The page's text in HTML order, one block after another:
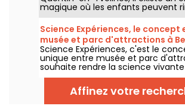
magique où les enfants peuvent
et profiter de manèges adaptés à
Au Paradis des Enfants. C’est le
moins cher d’Île-de-France, avec
exceptionnel de 1 € le manège.
Science Expériences, le concept
musée et parc d'attractions à
Village
Science Expériences, c'est le
unique entre musée et parc
souhaite rendre la science
enfants. Expériences
virtuelle, vidéo mapping, on y
dernières technologies utilisées
intéresser enfants aux sciences
Affinez votre